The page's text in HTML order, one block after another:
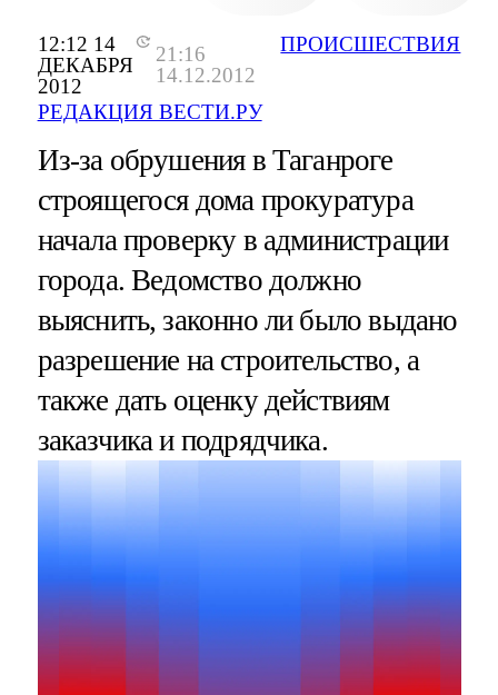
12:12 14
ДЕКАБРЯ
2012
21:16
14.12.2012
РЕДАКЦИЯ ВЕСТИ.РУ
ПРОИСШЕСТВИЯ
Из-за обрушения в Таганроге
строящегося дома прокуратура
начала проверку в администрации
города. Ведомство должно
выяснить, законно ли было выдано
разрешение на строительство, а
также дать оценку действиям
заказчика и подрядчика.